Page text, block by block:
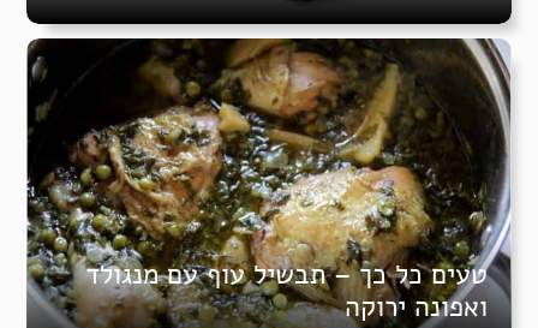
טעים כל כך – תבשיל עוף עם מנגולד
ואפונה ירוקה